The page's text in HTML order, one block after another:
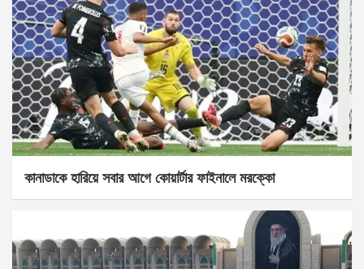
কানাডাকে হারিয়ে সবার আগে কোয়ার্টার ফাইনালে মরক্কো